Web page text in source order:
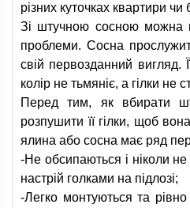
різних куточках квартири чи
Зі штучною сосною можна
проблеми. Сосна
свій первозданний вигляд.
колір не тьмяніє, а гілки не
Перед тим, як вбирати
розпушити її гілки, щоб
ялина або сосна має ряд
-Не обсипаються і ніколи
настрій голками на підлозі;
-Легко монтуються та